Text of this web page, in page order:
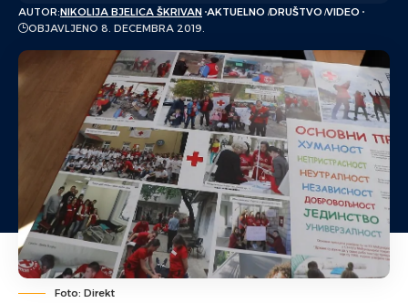
AUTOR:NIKOLIJA BJELICA ŠKRIVAN AKTUELNO DRUŠTVO VIDEO
OBJAVLJENO 8. DECEMBRA 2019.
Foto: Direkt